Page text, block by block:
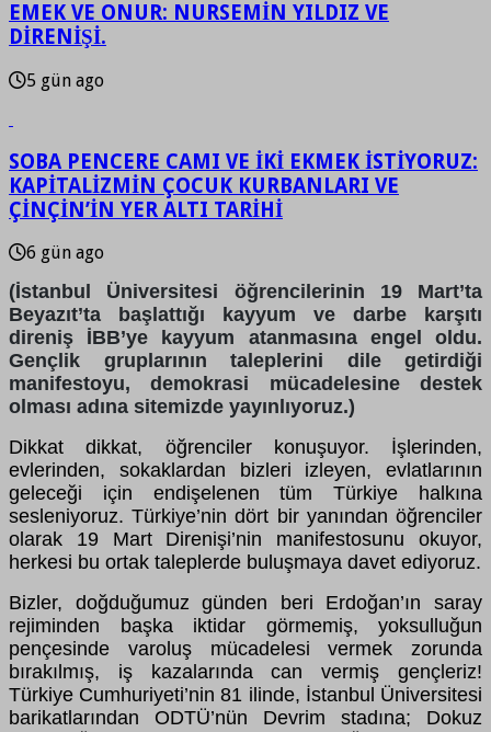
EMEK VE ONUR: NURSEMİN YILDIZ VE
DİRENİŞİ.
5 gün ago
SOBA PENCERE CAMI VE İKİ EKMEK İSTİYORUZ:
KAPİTALİZMİN ÇOCUK KURBANLARI VE
ÇİNÇİN’İN YER ALTI TARİHİ
6 gün ago
(İstanbul Üniversitesi öğrencilerinin 19 Mart’ta
Beyazıt’ta başlattığı kayyum ve darbe karşıtı
direniş İBB’ye kayyum atanmasına engel oldu.
Gençlik gruplarının taleplerini dile getirdiği
manifestoyu, demokrasi mücadelesine destek
olması adına sitemizde yayınlıyoruz.)
Dikkat dikkat, öğrenciler konuşuyor. İşlerinden,
evlerinden, sokaklardan bizleri izleyen, evlatlarının
geleceği için endişelenen tüm Türkiye halkına
sesleniyoruz. Türkiye’nin dört bir yanından öğrenciler
olarak 19 Mart Direnişi’nin manifestosunu okuyor,
herkesi bu ortak taleplerde buluşmaya davet ediyoruz.
Bizler, doğduğumuz günden beri Erdoğan’ın saray
rejiminden başka iktidar görmemiş, yoksulluğun
pençesinde varoluş mücadelesi vermek zorunda
bırakılmış, iş kazalarında can vermiş gençleriz!
Türkiye Cumhuriyeti’nin 81 ilinde, İstanbul Üniversitesi
barikatlarından ODTÜ’nün Devrim stadına; Dokuz